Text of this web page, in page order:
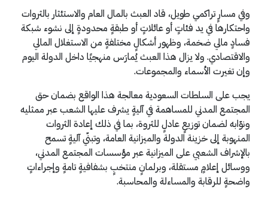
وفي مسارٍ تراكمي طويل، قاد العبث بالمال العام والاستئثار بالثروات
واحتكارها في يد فئاتٍ أو عائلاتٍ أو طبقةٍ محدودةٍ إلى نشوء شبكة
فسادٍ مالي ضخمة، وظهور أشكالٍ مختلفةٍ من الاستغلال المالي
والاقتصادي. ولا يزال هذا العبث يُمارَس منهجيًا داخل الدولة اليوم
وإن تغيرت الأسماء والمجموعات.
يجب على السلطات السعودية معالجة هذا الواقع بضمان حق
المجتمع المدني للمساهمة في آليةٍ يشرف عليها الشعب عبر ممثليه
ونوّابه لضمان توزيعٍ عادلٍ للثروة، بما في ذلك إعادة الثروات
المنهوبة إلى خزينة الدولة والميزانية العامة، وتبنّي آليةٍ تسمح
بالإشراف الشعبي على الميزانية عبر مؤسسات المجتمع المدني،
ووسائل إعلامٍ مستقلة، وبرلمانٍ منتخبٍ بشفافيةٍ تامةٍ وإجراءاتٍ
واضحةٍ للرقابة والمساءلة والمحاسبة.